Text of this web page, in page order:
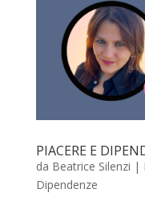
PIACERE E
da Beatrice Silenzi |
Dipendenze